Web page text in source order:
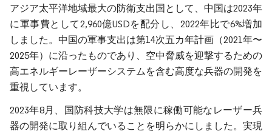
アジア太平洋地域最大の防衛支出国として、中国は2023年
に軍事費として2,960億USDを配分し、2022年比で6%増加
しました。中国の軍事支出は第14次五カ年計画（2021年〜
2025年）に沿ったものであり、空中脅威を迎撃するための
高エネルギーレーザーシステムを含む高度な兵器の開発を
重視しています。
2023年8月、国防科技大学は無限に稼働可能なレーザー兵
器の開発に取り組んでいることを明らかにしました。実現